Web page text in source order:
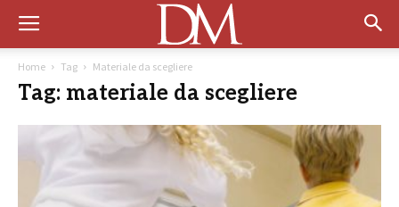
Home Tag Materiale da scegliere
Tag: materiale da scegliere